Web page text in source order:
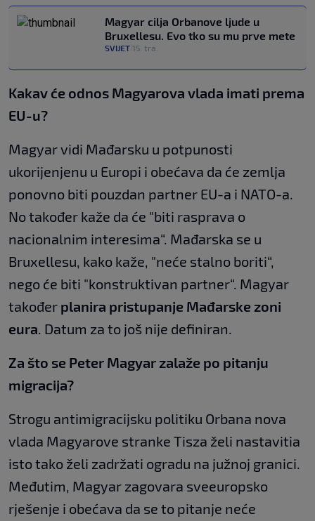
Magyar cilja Orbanove ljude u
Bruxellesu. Evo tko su mu prve mete
SVIJET 15. tra.
Kakav će odnos Magyarova vlada imati prema
EU-u?
Magyar vidi Mađarsku u potpunosti
ukorijenjenu u Europi i obećava da će zemlja
ponovno biti pouzdan partner EU-a i NATO-a.
No također kaže da će "biti rasprava o
nacionalnim interesima“. Mađarska se u
Bruxellesu, kako kaže, "neće stalno boriti“,
nego će biti "konstruktivan partner“. Magyar
također planira pristupanje Mađarske zoni
eura. Datum za to još nije definiran.
Za što se Peter Magyar zalaže po pitanju
migracija?
Strogu antimigracijsku politiku Orbana nova
vlada Magyarove stranke Tisza želi nastavitia
isto tako želi zadržati ogradu na južnoj granici.
Međutim, Magyar zagovara sveeuropsko
rješenje i obećava da se to pitanje neće